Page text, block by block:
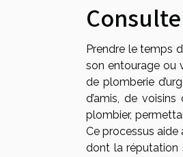
Prendre le temps
son entourage ou
de plomberie
d’amis, de
plombier,
Ce processus
dont la réputation